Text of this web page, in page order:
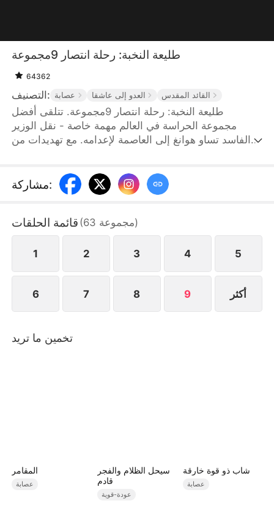
طليعة النخبة: رحلة انتصار 9مجموعة
64362
التصنيف: عصابة العدو إلى عاشقا القائد المقدس
طليعة النخبة: رحلة انتصار 9مجموعة. تتلقى أفضل
مجموعة الحراسة في العالم مهمة خاصة - نقل الوزير
الفاسد تساو هوانغ إلى العاصمة لإعدامه. مع تهديدات من
عازمين على التخلص من الشر لصالح الشعب. يكتشف
رئيس الحراس تشو تشانغ فنغ أن العامل آه جيو هو في
في النهاية، يهزمون عصابة باب الظل
مشاركة:
قائمة الحلقات (63 مجموعة)
1 2 3 4 5
6 7 8 9 أكثر
تخمين ما تريد
المقامر
عصابة
سيحل الظلام والفجر
قادم
عودة-قوية
شاب ذو قوة خارقة
عصابة